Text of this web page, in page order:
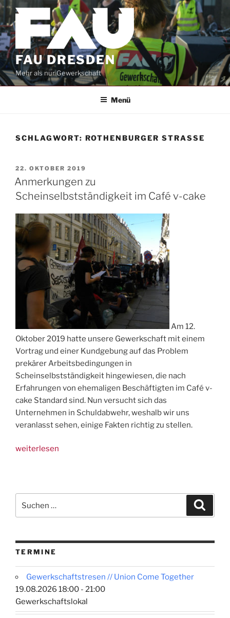
Zum
Inhalt
springen
FAU DRESDEN
Mehr als nur Gewerkschaft
Menü
SCHLAGWORT: ROTHENBURGER STRASSE
VERÖFFENTLICHT
AM
22. OKTOBER 2019
Anmerkungen zu
Scheinselbstständigkeit im Café v-cake
Am 12.
Oktober 2019 hatte unsere Gewerkschaft mit einem
Vortrag und einer Kundgebung auf das Problem
prekärer Arbeitsbedingungen in
Scheinselbstständigkeit hingewiesen, die nach
Erfahrungen von ehemaligen Beschäftigten im Café v-
cake Standard sind. Nun versucht sich das
Unternehmen in Schuldabwehr, weshalb wir uns
veranlasst sehen, einige Fakten richtig zu stellen.
„Anmerkungen
Café
weiterlesen
nach:
TERMINE
Gewerkschaftstresen // Union Come Together
19.08.2026 18:00 - 21:00
Gewerkschaftslokal